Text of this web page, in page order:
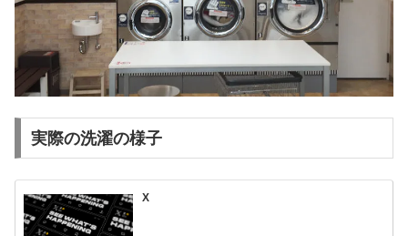
実際の洗濯の様子
X